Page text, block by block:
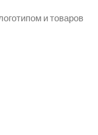
и товаров